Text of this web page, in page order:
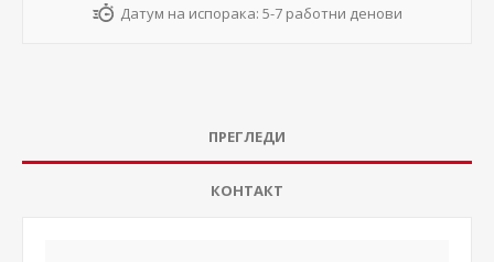
Датум на испорака: 5-7 работни денови
ПРЕГЛЕДИ
КОНТАКТ